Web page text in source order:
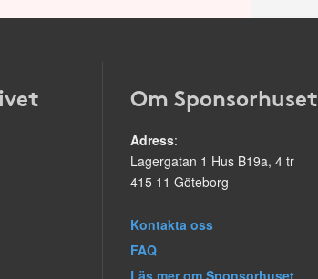
Om Sponsorhuset
Adress:
Lagergatan 1 Hus B19a, 4 tr
415 11 Göteborg
Kontakta oss
FAQ
Läs mer om Sponsorhuset